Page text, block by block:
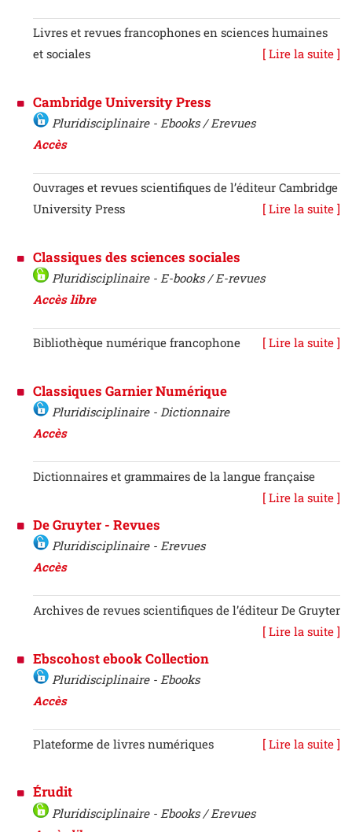
Livres et revues francophones en sciences humaines
et sociales
[ Lire la suite ]
Cambridge University Press
Pluridisciplinaire - Ebooks / Erevues
Accès
Ouvrages et revues scientifiques de l’éditeur Cambridge
University Press
[ Lire la suite ]
Classiques des sciences sociales
Pluridisciplinaire - E-books / E-revues
Accès libre
Bibliothèque numérique francophone [ Lire la suite ]
Classiques Garnier Numérique
Pluridisciplinaire - Dictionnaire
Accès
Dictionnaires et grammaires de la langue française
[ Lire la suite ]
De Gruyter - Revues
Pluridisciplinaire - Erevues
Accès
Archives de revues scientifiques de l’éditeur De Gruyter
[ Lire la suite ]
Ebscohost ebook Collection
Pluridisciplinaire - Ebooks
Accès
Plateforme de livres numériques [ Lire la suite ]
Érudit
Pluridisciplinaire - Ebooks / Erevues